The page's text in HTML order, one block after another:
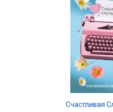
Счастливая